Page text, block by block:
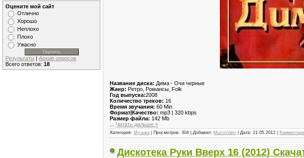
Оцените мой сайт
Отлично
Хорошо
Неплохо
Плохо
Ужасно
Результаты | Архив опросов
Всего ответов: 18
Название диска: Дима - Очи черные
Жанр: Ретро, Романсы, Folk
Год выпуска:2008
Количество треков: 16
Время звучания: 60 Min
Формат|Качество: mp3 | 320 kbps
Размер файла: 142 Mb
Читать дальше »
Категория: Музыка | Просмотров: 304 | Добавил: MuzonVam | Дата: 21.05.2012
Дискотека Руки Вверх 16 (2012)